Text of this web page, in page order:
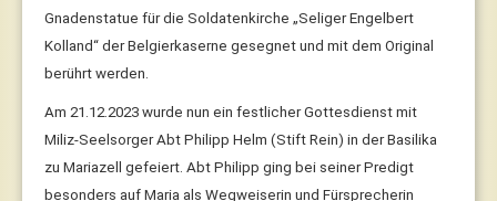
Gnadenstatue für die Soldatenkirche „Seliger Engelbert
Kolland“ der Belgierkaserne gesegnet und mit dem Original
berührt werden.
Am 21.12.2023 wurde nun ein festlicher Gottesdienst mit
Miliz-Seelsorger Abt Philipp Helm (Stift Rein) in der Basilika
zu Mariazell gefeiert. Abt Philipp ging bei seiner Predigt
besonders auf Maria als Wegweiserin und Fürsprecherin